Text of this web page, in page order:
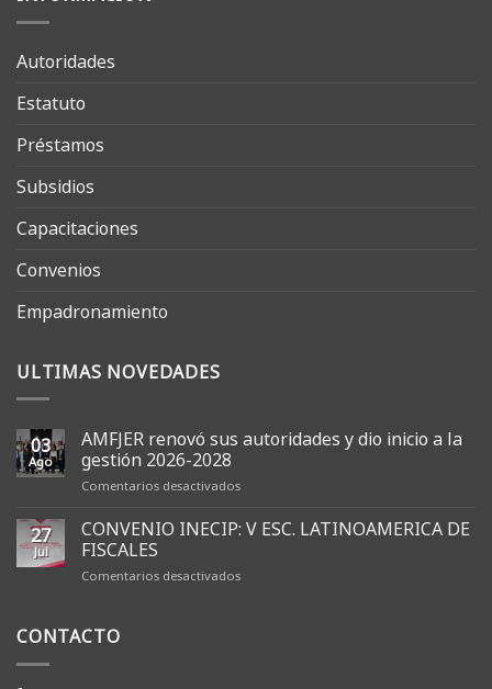
Autoridades
Estatuto
Préstamos
Subsidios
Capacitaciones
Convenios
Empadronamiento
ULTIMAS NOVEDADES
03
Ago
AMFJER renovó sus autoridades y dio inicio a la
gestión 2026-2028
Comentarios desactivadosen
renovó
sus
y
27
Jul
CONVENIO INECIP: V ESC. LATINOAMERICA DE
FISCALES
Comentarios desactivadosen
CONTACTO